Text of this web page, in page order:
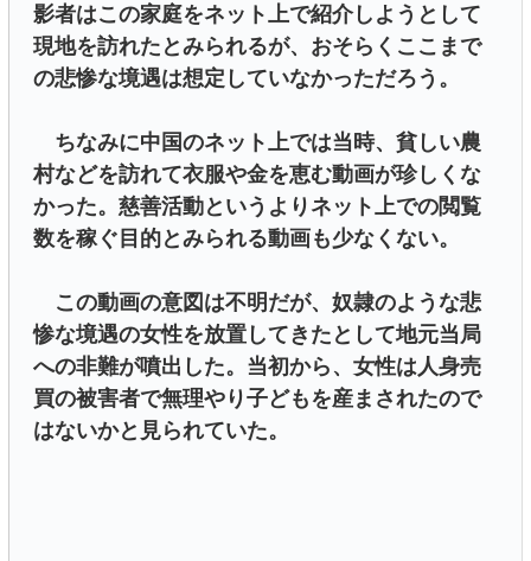
影者はこの家庭をネット上で紹介しようとして
現地を訪れたとみられるが、おそらくここまで
の悲惨な境遇は想定していなかっただろう。
ちなみに中国のネット上では当時、貧しい農
村などを訪れて衣服や金を恵む動画が珍しくな
かった。慈善活動というよりネット上での閲覧
数を稼ぐ目的とみられる動画も少なくない。
この動画の意図は不明だが、奴隷のような悲
惨な境遇の女性を放置してきたとして地元当局
への非難が噴出した。当初から、女性は人身売
買の被害者で無理やり子どもを産まされたので
はないかと見られていた。